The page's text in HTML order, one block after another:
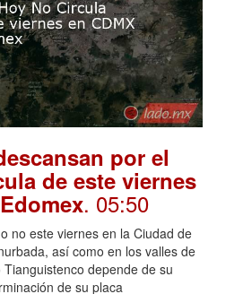
por el
de este viernes
. 05:50
no este viernes en la Ciudad de
así como en los valles de
depende de su
de su placa